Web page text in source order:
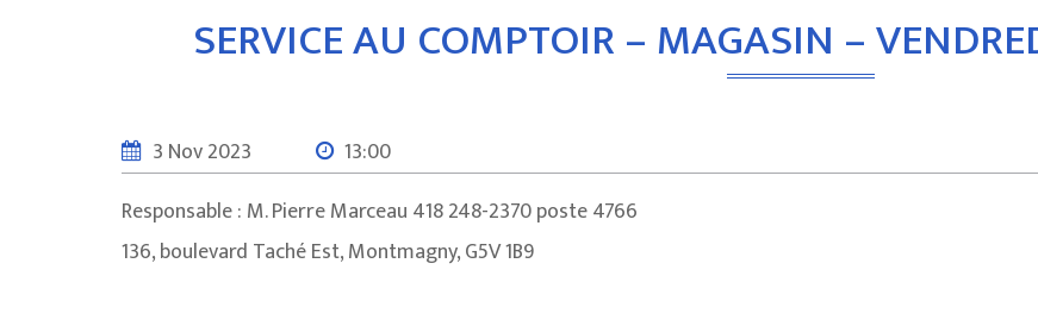
SERVICE AU COMPTOIR – MAGASIN –
3 Nov 2023
13:00
Responsable : M. Pierre Marceau 418 248-2370 poste 4766
136, boulevard Taché Est, Montmagny, G5V 1B9